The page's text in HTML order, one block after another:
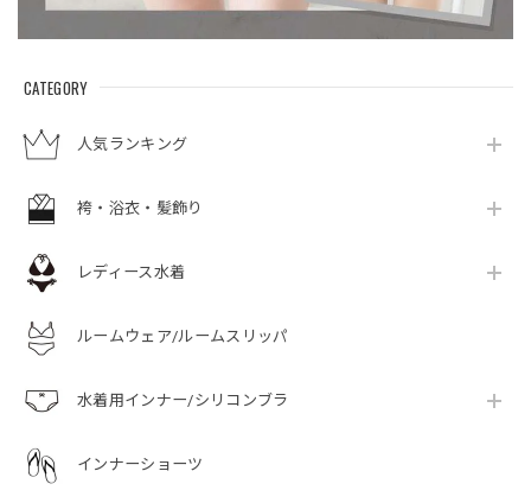
CATEGORY
人気ランキング
袴・浴衣・髪飾り
レディース水着
ルームウェア/ルームスリッパ
水着用インナー/シリコンブラ
インナーショーツ